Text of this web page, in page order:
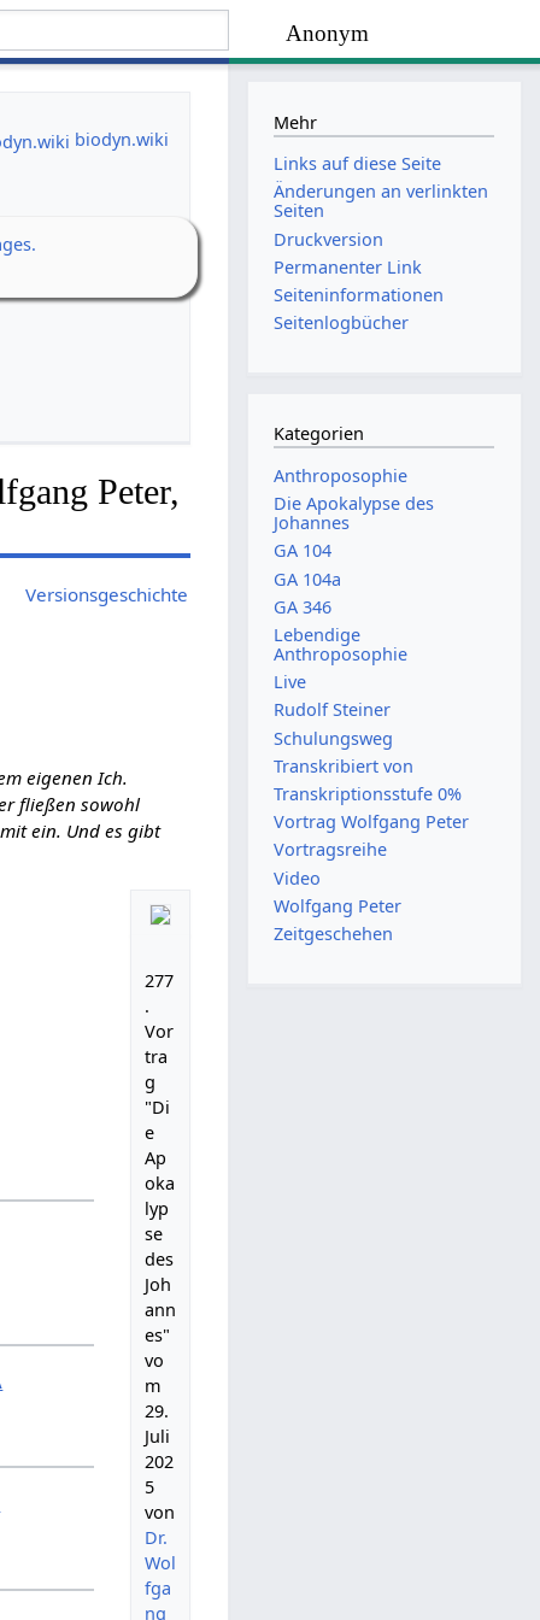
Anonym
biodyn.wiki
Peter,
Versionsgeschichte
eigenen Ich.
fließen sowohl
ein. Und es gibt
277
.
Vor
tra
g
"Di
e
Ap
oka
lyp
se
des
Joh
ann
es"
vo
m
29.
Juli
202
5
von
Dr.
Wol
fga
ng
Mehr
Links auf diese Seite
Änderungen an verlinkten
Seiten
Druckversion
Permanenter Link
Seiten­­informationen
Seitenlogbücher
Kategorien
Anthroposophie
Die Apokalypse des
Johannes
GA 104
GA 104a
GA 346
Lebendige
Anthroposophie
Live
Rudolf Steiner
Schulungsweg
Transkribiert von
Transkriptionsstufe 0%
Vortrag Wolfgang Peter
Vortragsreihe
Video
Wolfgang Peter
Zeitgeschehen